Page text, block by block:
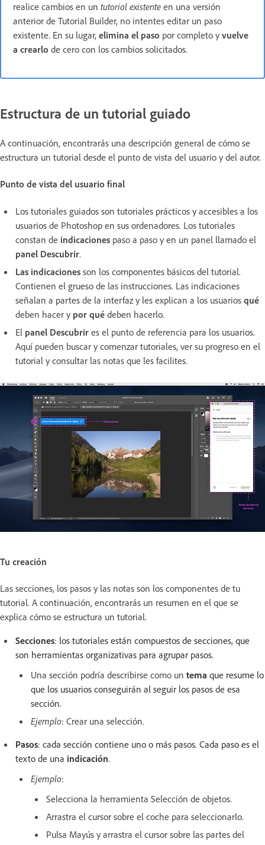
realice cambios en un tutorial existente en una versión
anterior de Tutorial Builder, no intentes editar un paso
existente. En su lugar, elimina el paso por completo y vuelve
a crearlo de cero con los cambios solicitados.
Estructura de un tutorial guiado
A continuación, encontrarás una descripción general de cómo se
estructura un tutorial desde el punto de vista del usuario y del autor.
Punto de vista del usuario final
Los tutoriales guiados son tutoriales prácticos y accesibles a los
usuarios de Photoshop en sus ordenadores. Los tutoriales
constan de indicaciones paso a paso y en un panel llamado el
panel Descubrir.
Las indicaciones son los componentes básicos del tutorial.
Contienen el grueso de las instrucciones. Las indicaciones
señalan a partes de la interfaz y les explican a los usuarios qué
deben hacer y por qué deben hacerlo.
El panel Descubrir es el punto de referencia para los usuarios.
Aquí pueden buscar y comenzar tutoriales, ver su progreso en el
tutorial y consultar las notas que les facilites.
Tu creación
Las secciones, los pasos y las notas son los componentes de tu
tutorial. A continuación, encontrarás un resumen en el que se
explica cómo se estructura un tutorial.
Secciones: los tutoriales están compuestos de secciones, que
son herramientas organizativas para agrupar pasos.
Una sección podría describirse como un tema que resume lo
que los usuarios conseguirán al seguir los pasos de esa
sección.
Ejemplo: Crear una selección.
Pasos: cada sección contiene uno o más pasos. Cada paso es el
texto de una indicación.
Ejemplo:
Selecciona la herramienta Selección de objetos.
Arrastra el cursor sobre el coche para seleccionarlo.
Pulsa Mayús y arrastra el cursor sobre las partes del